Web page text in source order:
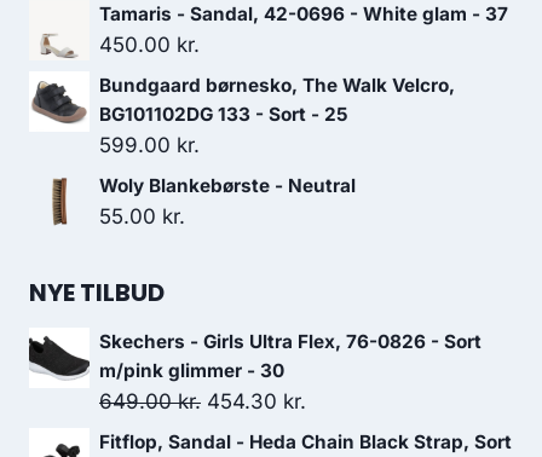
Tamaris - Sandal, 42-0696 - White glam - 37
450.00 kr.
Bundgaard børnesko, The Walk Velcro,
BG101102DG 133 - Sort - 25
599.00 kr.
Woly Blankebørste - Neutral
55.00 kr.
NYE TILBUD
Skechers - Girls Ultra Flex, 76-0826 - Sort
m/pink glimmer - 30
649.00kr. Den
oprindelige
454.30 kr.
aktuelle
Fitflop, Sandal - Heda Chain Black Strap, Sort